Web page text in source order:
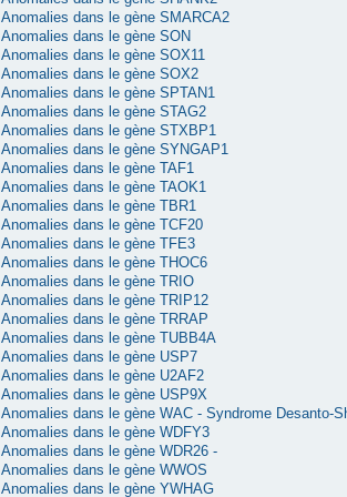
Anomalies dans le gène SMARCA2
Anomalies dans le gène SON
Anomalies dans le gène SOX11
Anomalies dans le gène SOX2
Anomalies dans le gène SPTAN1
Anomalies dans le gène STAG2
Anomalies dans le gène STXBP1
Anomalies dans le gène SYNGAP1
Anomalies dans le gène TAF1
Anomalies dans le gène TAOK1
Anomalies dans le gène TBR1
Anomalies dans le gène TCF20
Anomalies dans le gène TFE3
Anomalies dans le gène THOC6
Anomalies dans le gène TRIO
Anomalies dans le gène TRIP12
Anomalies dans le gène TRRAP
Anomalies dans le gène TUBB4A
Anomalies dans le gène USP7
Anomalies dans le gène U2AF2
Anomalies dans le gène USP9X
Anomalies dans le gène WAC - Syndrome Desanto-
Anomalies dans le gène WDFY3
Anomalies dans le gène WDR26 -
Anomalies dans le gène WWOS
Anomalies dans le gène YWHAG